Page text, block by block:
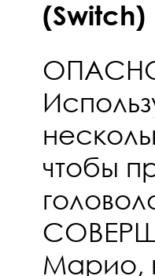
(Switch)
чтобы
Марио,